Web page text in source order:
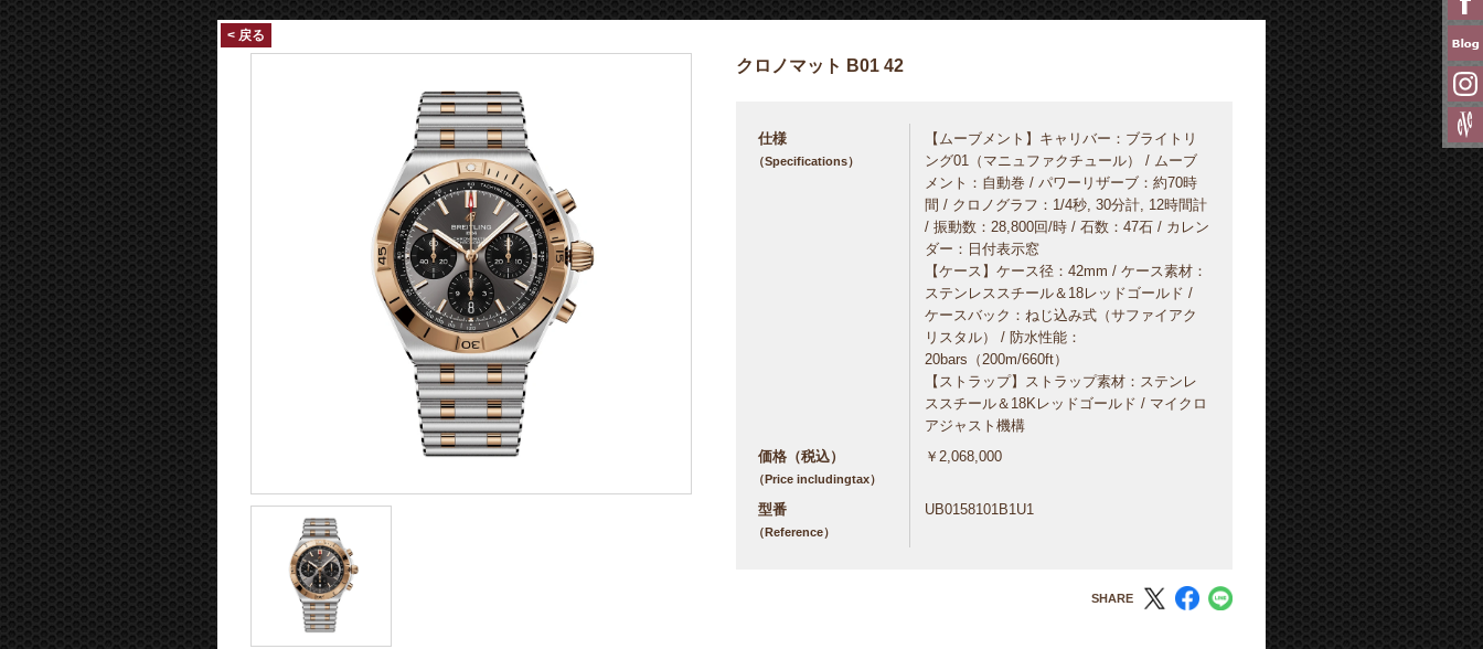
クロノマット B01 42
仕様
（Specifications）
【ムーブメント】キャリバー：ブライトリ
ング01（マニュファクチュール） / ムーブ
メント：自動巻 / パワーリザーブ：約70時
間 / クロノグラフ：1/4秒, 30分計, 12時間計
/ 振動数：28,800回/時 / 石数：47石 / カレン
ダー：日付表示窓
【ケース】ケース径：42mm / ケース素材：
ステンレススチール＆18レッドゴールド /
ケースバック：ねじ込み式（サファイアク
リスタル） / 防水性能：
20bars（200m/660ft）
【ストラップ】ストラップ素材：ステンレ
ススチール＆18Kレッドゴールド / マイクロ
アジャスト機構
価格（税込）
（Price includingtax）
￥2,068,000
型番
（Reference）
UB0158101B1U1
SHARE
< 戻る